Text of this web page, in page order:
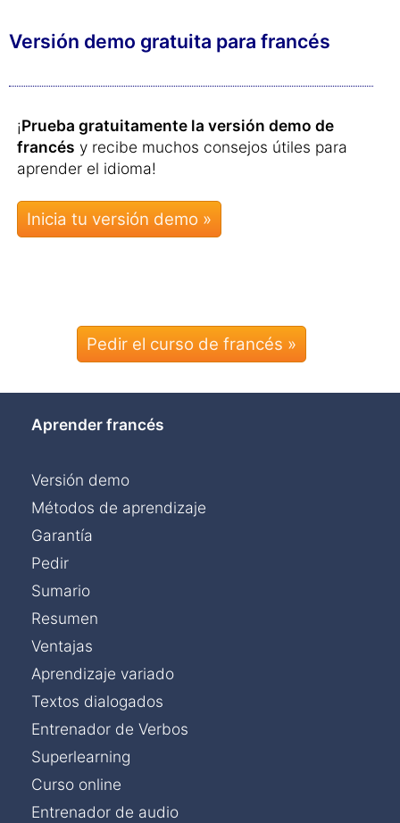
Versión demo gratuita para francés
¡Prueba gratuitamente la versión demo de
francés y recibe muchos consejos útiles para
aprender el idioma!
Pedir el curso de francés »
Aprender francés
Versión demo
Métodos de aprendizaje
Garantía
Pedir
Sumario
Resumen
Ventajas
Aprendizaje variado
Textos dialogados
Entrenador de Verbos
Superlearning
Curso online
Entrenador de audio